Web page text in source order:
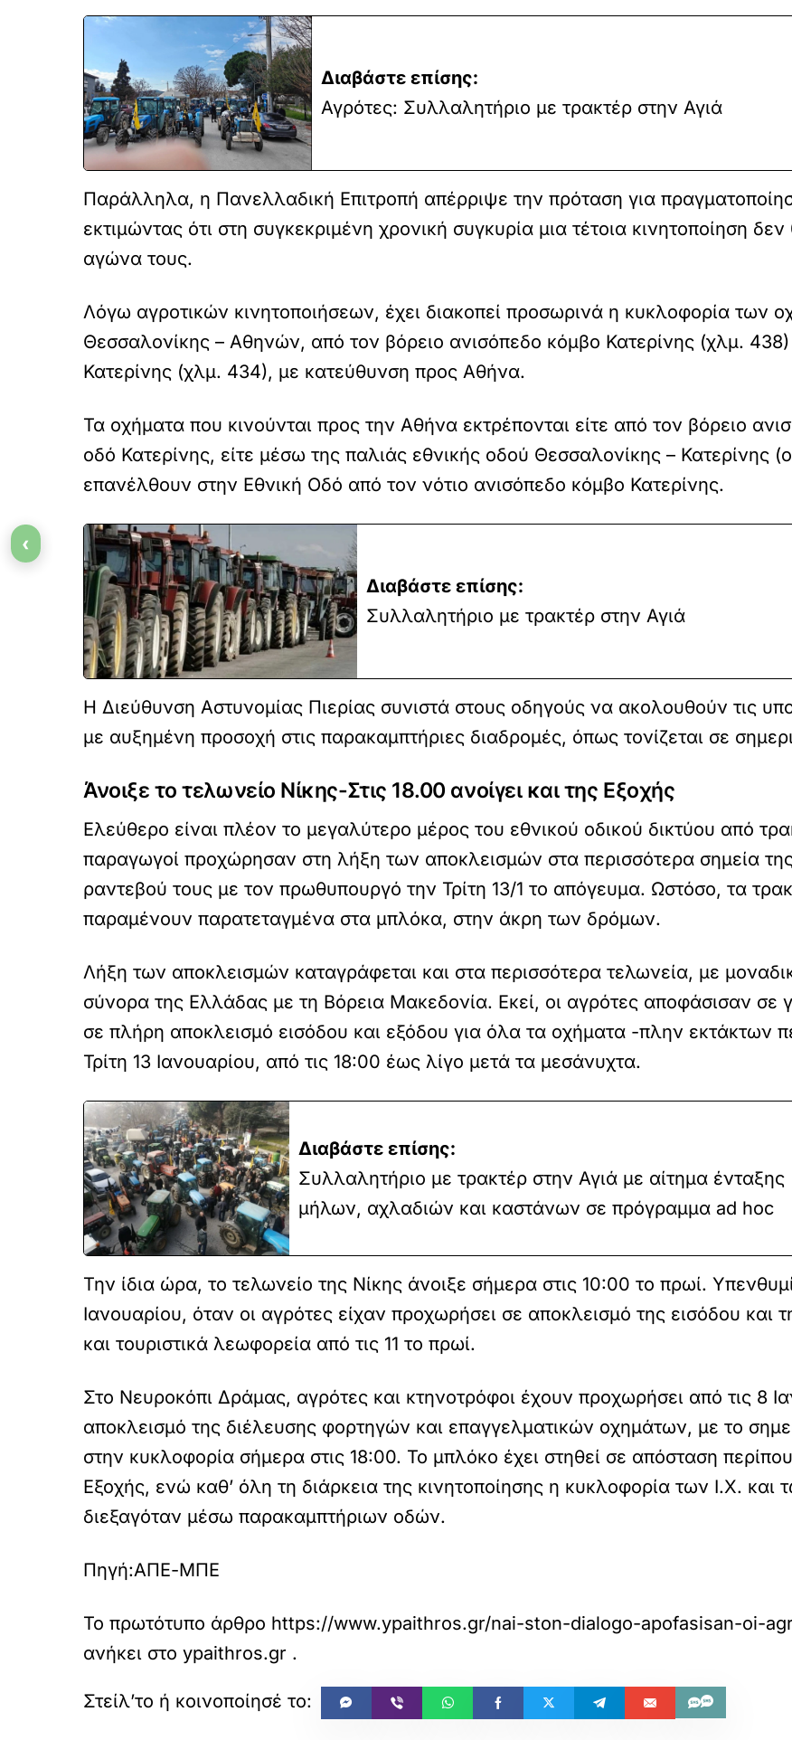
Διαβάστε επίσης:
Αγρότες: Συλλαλητήριο με τρακτέρ στην Αγιά
Παράλληλα, η Πανελλαδική Επιτροπή απέρριψε την πρόταση για
εκτιμώντας ότι στη συγκεκριμένη χρονική συγκυρία μια τέτοια κινητοποίηση
αγώνα τους.
Λόγω αγροτικών κινητοποιήσεων, έχει διακοπεί προσωρινά η κυκλοφορία των
Θεσσαλονίκης – Αθηνών, από τον βόρειο ανισόπεδο κόμβο Κατερίνης (χλμ.
Κατερίνης (χλμ. 434), με κατεύθυνση προς Αθήνα.
Τα οχήματα που κινούνται προς την Αθήνα εκτρέπονται είτε από τον βόρειο
οδό Κατερίνης, είτε μέσω της παλιάς εθνικής οδού Θεσσαλονίκης –
επανέλθουν στην Εθνική Οδό από τον νότιο ανισόπεδο κόμβο Κατερίνης.
Διαβάστε επίσης:
Συλλαλητήριο με τρακτέρ στην Αγιά
Η Διεύθυνση Αστυνομίας Πιερίας συνιστά στους οδηγούς να ακολουθούν τις
με αυξημένη προσοχή στις παρακαμπτήριες διαδρομές, όπως τονίζεται σε
Άνοιξε το τελωνείο Νίκης-Στις 18.00 ανοίγει και της Εξοχής
Ελεύθερο είναι πλέον το μεγαλύτερο μέρος του εθνικού οδικού δικτύου από
παραγωγοί προχώρησαν στη λήξη των αποκλεισμών στα περισσότερα σημεία
ραντεβού τους με τον πρωθυπουργό την Τρίτη 13/1 το απόγευμα. Ωστόσο, τα
παραμένουν παρατεταγμένα στα μπλόκα, στην άκρη των δρόμων.
Λήξη των αποκλεισμών καταγράφεται και στα περισσότερα τελωνεία, με
σύνορα της Ελλάδας με τη Βόρεια Μακεδονία. Εκεί, οι αγρότες αποφάσισαν σε
σε πλήρη αποκλεισμό εισόδου και εξόδου για όλα τα οχήματα -πλην εκτάκτων
Τρίτη 13 Ιανουαρίου, από τις 18:00 έως λίγο μετά τα μεσάνυχτα.
Διαβάστε επίσης:
Συλλαλητήριο με τρακτέρ στην Αγιά με αίτημα ένταξης
μήλων, αχλαδιών και καστάνων σε πρόγραμμα ad hoc
Την ίδια ώρα, το τελωνείο της Νίκης άνοιξε σήμερα στις 10:00 το πρωί.
Ιανουαρίου, όταν οι αγρότες είχαν προχωρήσει σε αποκλεισμό της εισόδου και
και τουριστικά λεωφορεία από τις 11 το πρωί.
Στο Νευροκόπι Δράμας, αγρότες και κτηνοτρόφοι έχουν προχωρήσει από τις 8
αποκλεισμό της διέλευσης φορτηγών και επαγγελματικών οχημάτων, με το
στην κυκλοφορία σήμερα στις 18:00. Το μπλόκο έχει στηθεί σε απόσταση
Εξοχής, ενώ καθ’ όλη τη διάρκεια της κινητοποίησης η κυκλοφορία των Ι.Χ. και
διεξαγόταν μέσω παρακαμπτήριων οδών.
Πηγή:ΑΠΕ-ΜΠΕ
Το πρωτότυπο άρθρο https://www.ypaithros.gr/nai-ston-dialogo-apofasisan-oi-
ανήκει στο ypaithros.gr .
‹